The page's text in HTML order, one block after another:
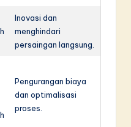
Inovasi dan
menghindari
persaingan langsung.
Pengurangan biaya
dan optimalisasi
proses.